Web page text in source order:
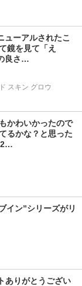
ューアルされたこ
鏡を見て「え
良さ…
スキン グロウ
かわいかったので
るかな？と思った
イン”シリーズがリ
ありがとうござい